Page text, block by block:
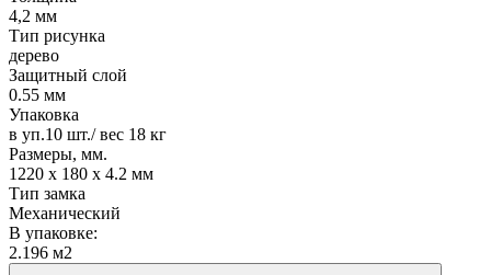
4,2 мм
Тип рисунка
дерево
Защитный слой
0.55 мм
Упаковка
в уп.10 шт./ вес 18 кг
Размеры, мм.
1220 х 180 х 4.2 мм
Тип замка
Механический
В упаковке:
2.196 м2